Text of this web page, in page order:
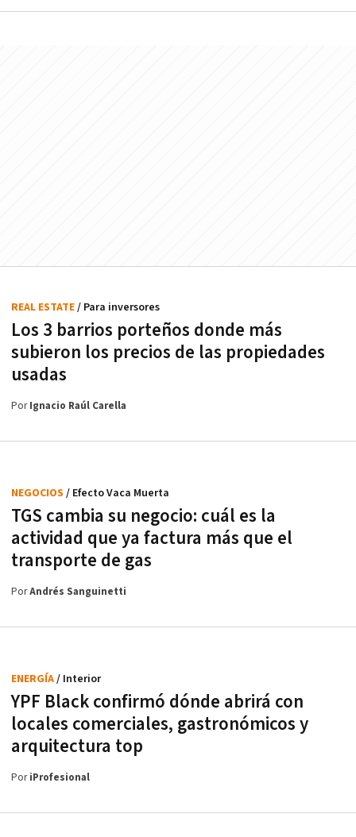
Los 3 barrios porteños donde más
subieron los precios de las propiedades
usadas
REAL ESTATE/ Para inversores
PorIgnacio Raúl Carella
TGS cambia su negocio: cuál es la
actividad que ya factura más que el
transporte de gas
NEGOCIOS / Efecto Vaca Muerta
PorAndrés Sanguinetti
YPF Black confirmó dónde abrirá con
locales comerciales, gastronómicos y
arquitectura top
ENERGÍA/ Interior
PoriProfesional